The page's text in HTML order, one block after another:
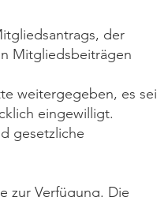
der
Mitgliedsbeiträgen
weitergegeben, es sei
eingewilligt.
gesetzliche
zur Verfügung. Die